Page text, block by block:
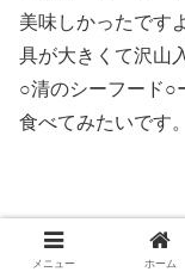
美味しかったです
具が大きくて沢山
○清のシーフード○
食べてみたいです。
コチコチ（管理
2020年11月8日
メニュー ホーム